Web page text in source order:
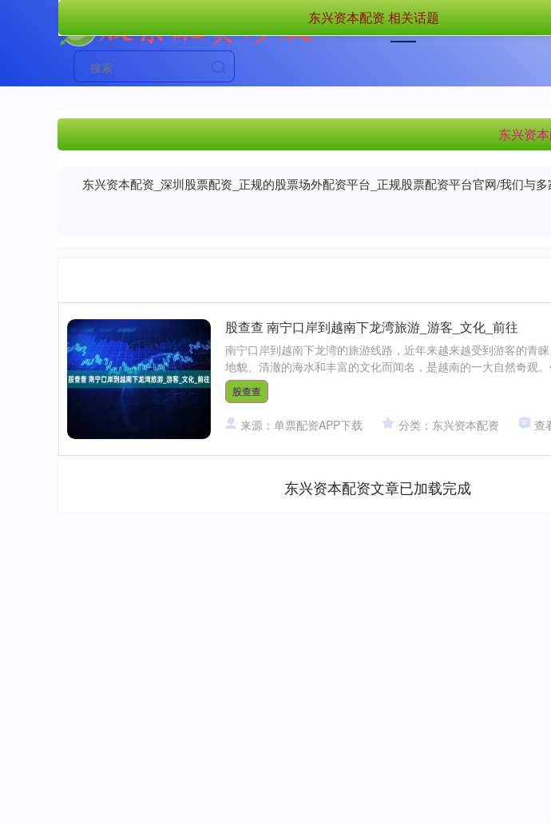
首页 东兴资本配资
东兴资
东兴资本配资_深圳股票配资_正规的股票场外配资平台_正规股票配资平台官网/我们与
东兴资本配资 相关话题
股查查 南宁口岸到越南下龙湾旅游_游客_文化_前往
南宁口岸到越南下龙湾的旅游线路，近年来越来越受到游客的青
地貌、清澈的海水和丰富的文化而闻名，是越南的一大自然奇观
股查查
来源：单票配资APP下载 分类：东兴资本配资 查
东兴资本配资文章已加载完成